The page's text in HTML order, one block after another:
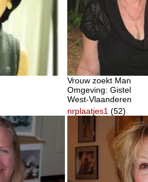
Vrouw zoekt Man
Omgeving: Gistel
West-Vlaanderen
nrplaatjes1 (52)